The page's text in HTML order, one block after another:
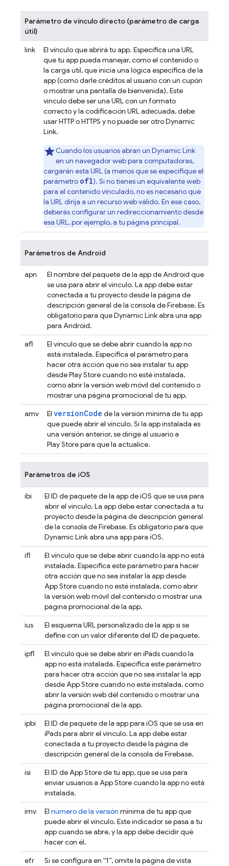
Parámetro de vínculo directo (parámetro de carga
útil)
link
El vínculo que abrirá tu app. Especifica una URL
que tu app pueda manejar, como el contenido o
la carga útil, que inicia una lógica específica de la
app (como darle créditos al usuario con un cupón
o mostrar una pantalla de bienvenida). Este
vínculo debe ser una URL con un formato
correcto y la codificación URL adecuada, debe
usar HTTP o HTTPS y no puede ser otro Dynamic
Link.
Cuando los usuarios abran un Dynamic Link
en un navegador web para computadoras,
cargarán esta URL (a menos que se especifique el
parámetro ofl). Si no tienes un equivalente web
para el contenido vinculado, no es necesario que
la URL dirija a un recurso web válido. En ese caso,
deberás configurar un redireccionamiento desde
esa URL, por ejemplo, a tu página principal.
Parámetros de Android
apn
El nombre del paquete de la app de Android que
se usa para abrir el vínculo. La app debe estar
conectada a tu proyecto desde la página de
descripción general de la consola deFirebase. Es
obligatorio para queDynamic Linkabra una app
para Android.
afl
El vínculo que se debe abrir cuando la app no
está instalada. Especifica el parámetro para
hacer otra acción que no sea instalar tu app
desde Play Store cuando no esté instalada,
como abrir la versión web móvil del contenido o
mostrar una página promocional de tu app.
amv
El versionCode de la versión mínima de tu app
que puede abrir el vínculo. Si la app instalada es
una versión anterior, se dirige al usuario a
Play Store para que la actualice.
Parámetros de iOS
ibi
El ID de paquete de la app de iOS que se usa para
abrir el vínculo. La app debe estar conectada a tu
proyecto desde la página de descripción general
de la consola deFirebase. Es obligatorio para que
Dynamic Linkabra una app para iOS.
ifl
El vínculo que se debe abrir cuando la app no está
instalada. Especifica este parámetro para hacer
otra acción que no sea instalar la app desde
App Store cuando no esté instalada, como abrir
la versión web móvil del contenido o mostrar una
página promocional de la app.
ius
El esquema URL personalizado de la app si se
define con un valor diferente del ID de paquete.
ipfl
El vínculo que se debe abrir en iPads cuando la
app no está instalada. Especifica este parámetro
para hacer otra acción que no sea instalar la app
desde App Store cuando no esté instalada, como
abrir la versión web del contenido o mostrar una
página promocional de la app.
ipbi
El ID de paquete de la app para iOS que se usa en
iPads para abrir el vínculo. La app debe estar
conectada a tu proyecto desde la página de
descripción general de la consola deFirebase.
isi
El ID de App Store de tu app, que se usa para
enviar usuarios a App Store cuando la app no está
instalada.
imv
El número de la versión mínima de tu app que
puede abrir el vínculo. Este indicador se pasa a tu
app cuando se abre, y la app debe decidir qué
hacer con él.
efr
Si se configura en “1”, omite la página de vista